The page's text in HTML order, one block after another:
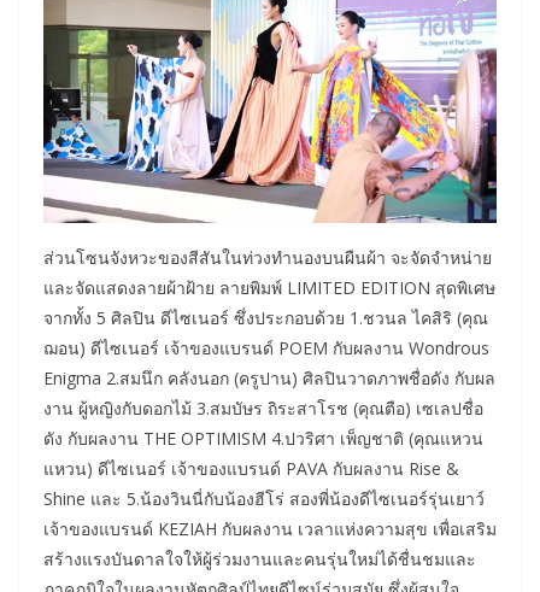
ส่วนโซนจังหวะของสีสันในท่วงทำนองบนผืนผ้า จะจัดจำหน่าย
และจัดแสดงลายผ้าฝ้าย ลายพิมพ์ LIMITED EDITION สุดพิเศษ
จากทั้ง 5 ศิลปิน ดีไซเนอร์ ซึ่งประกอบด้วย 1.ชวนล ไคสิริ (คุณ
ฌอน) ดีไซเนอร์ เจ้าของแบรนด์ POEM กับผลงาน Wondrous
Enigma 2.สมนึก คลังนอก (ครูปาน) ศิลปินวาดภาพชื่อดัง กับผล
งาน ผู้หญิงกับดอกไม้ 3.สมบัษร ถิระสาโรช (คุณตือ) เซเลปชื่อ
ดัง กับผลงาน THE OPTIMISM 4.ปวริศา เพ็ญชาติ (คุณแหวน
แหวน) ดีไซเนอร์ เจ้าของแบรนด์ PAVA กับผลงาน Rise &
Shine และ 5.น้องวินนี่กับน้องฮีโร่ สองพี่น้องดีไซเนอร์รุ่นเยาว์
เจ้าของแบรนด์ KEZIAH กับผลงาน เวลาแห่งความสุข เพื่อเสริม
สร้างแรงบันดาลใจให้ผู้ร่วมงานและคนรุ่นใหม่ได้ชื่นชมและ